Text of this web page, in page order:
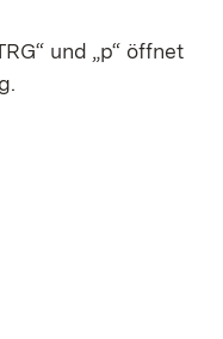
und „p“ öffnet